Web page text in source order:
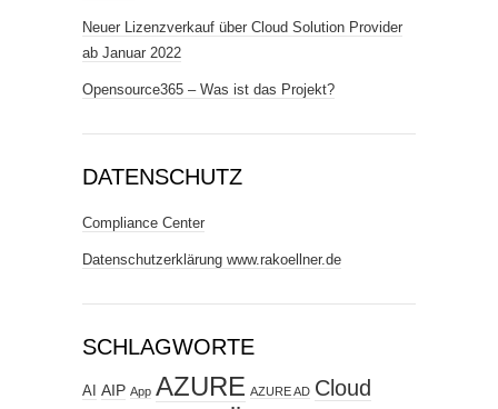
Neuer Lizenzverkauf über Cloud Solution Provider
ab Januar 2022
Opensource365 – Was ist das Projekt?
DATENSCHUTZ
Compliance Center
Datenschutzerklärung www.rakoellner.de
SCHLAGWORTE
AI AIP App AZURE AZURE AD Cloud